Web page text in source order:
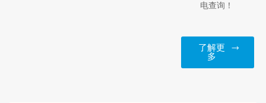
电查询！
了解更
多